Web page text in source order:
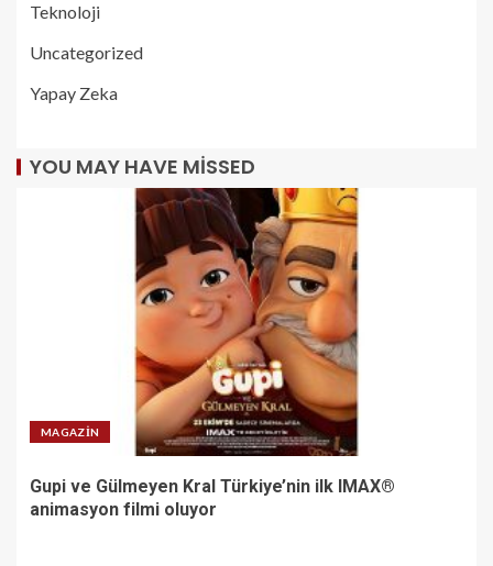
Teknoloji
Uncategorized
Yapay Zeka
YOU MAY HAVE MISSED
MAGAZIN
Gupi ve Gülmeyen Kral Türkiye’nin ilk IMAX®
animasyon filmi oluyor